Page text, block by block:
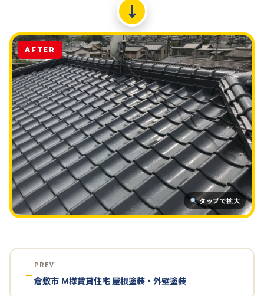
↓
タップで拡大
AFTER
←
PREV
倉敷市 Ｍ様賃貸住宅 屋根塗装・外壁塗装